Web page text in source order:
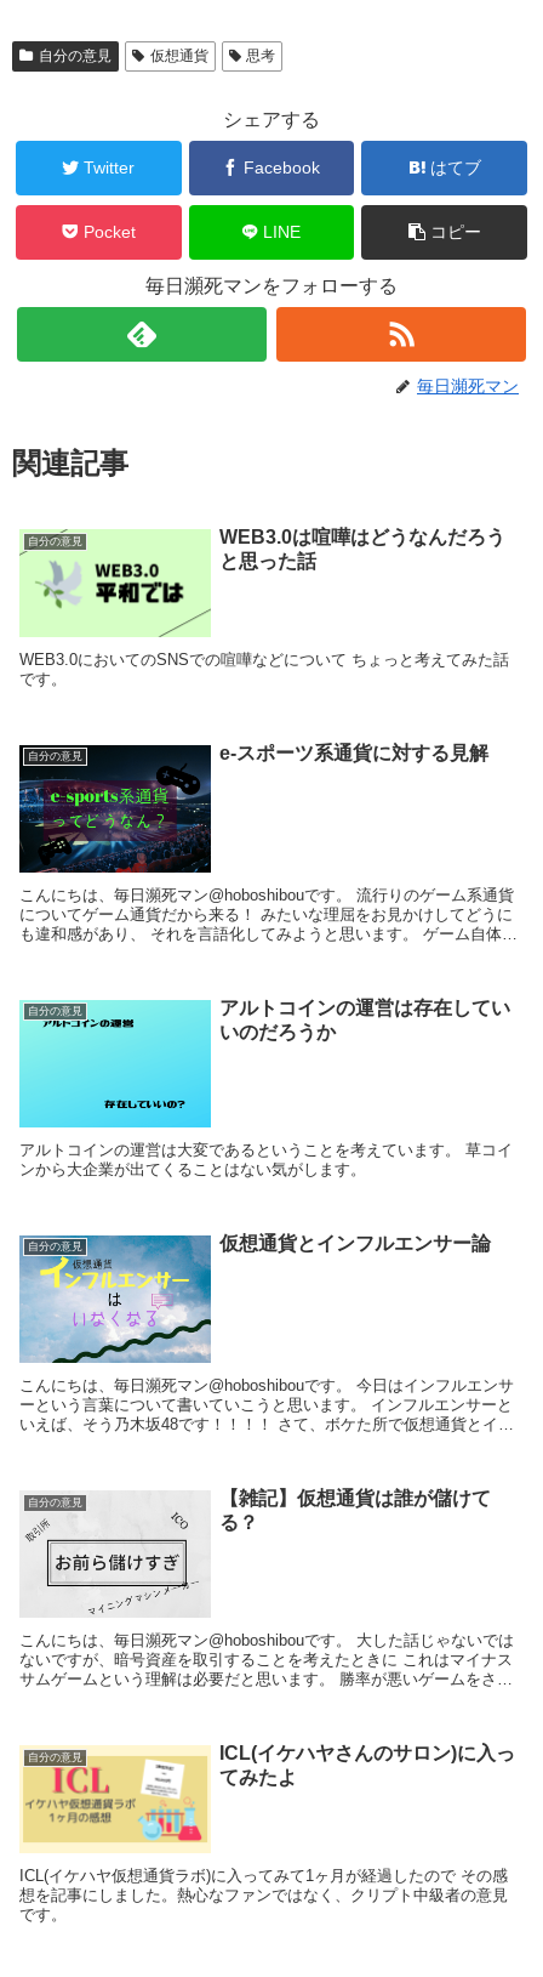
自分の意見 仮想通貨 思考
シェアする
Twitter Facebook はてブ
Pocket LINE コピー
毎日瀕死マンをフォローする
毎日瀕死マン
関連記事
自分の意見
WEB3.0は喧嘩はどうなんだろう
と思った話
WEB3.0においてのSNSでの喧嘩などについて ちょっと考えてみた話
です。
自分の意見 e-スポーツ系通貨に対する見解
こんにちは、毎日瀕死マン@hoboshibouです。 流行りのゲーム系通貨
についてゲーム通貨だから来る！ みたいな理屈をお見かけしてどうに
も違和感があり、 それを言語化してみようと思います。 ゲーム自体は
自分の意見
アルトコインの運営は存在してい
いのだろうか
アルトコインの運営は大変であるということを考えています。 草コイ
ンから大企業が出てくることはない気がします。
自分の意見 仮想通貨とインフルエンサー論
こんにちは、毎日瀕死マン@hoboshibouです。 今日はインフルエンサ
ーという言葉について書いていこうと思います。 インフルエンサーと
いえば、そう乃木坂48です！！！！ さて、ボケた所で仮想通貨とイン
自分の意見
【雑記】仮想通貨は誰が儲けて
る？
こんにちは、毎日瀕死マン@hoboshibouです。 大した話じゃないでは
ないですが、暗号資産を取引することを考えたときに これはマイナス
サムゲームという理解は必要だと思います。 勝率が悪いゲームをさせ
自分の意見
ICL(イケハヤさんのサロン)に入っ
てみたよ
ICL(イケハヤ仮想通貨ラボ)に入ってみて1ヶ月が経過したので その感
想を記事にしました。熱心なファンではなく、クリプト中級者の意見
です。